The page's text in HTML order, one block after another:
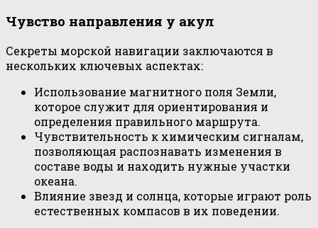
Чувство направления у акул
Секреты морской навигации заключаются в
нескольких ключевых аспектах:
Использование магнитного поля Земли,
которое служит для ориентирования и
определения правильного маршрута.
Чувствительность к химическим сигналам,
позволяющая распознавать изменения в
составе воды и находить нужные участки
океана.
Влияние звезд и солнца, которые играют роль
естественных компасов в их поведении.